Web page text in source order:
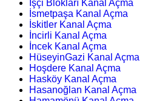
İşçi Blokları Kanal Açma
İsmetpaşa Kanal Açma
İskitler Kanal Açma
İncirli Kanal Açma
İncek Kanal Açma
HüseyinGazi Kanal Açma
Hoşdere Kanal Açma
Hasköy Kanal Açma
Hasanoğlan Kanal Açma